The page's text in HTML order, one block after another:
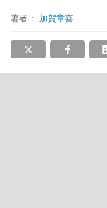
著者： 加賀章喜